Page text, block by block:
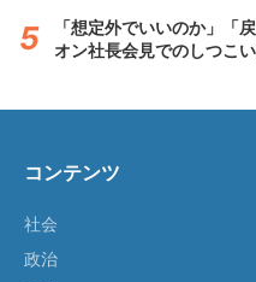
「想定外でいいのか」
オン社長会見でのしつこ
コンテンツ
社会
政治